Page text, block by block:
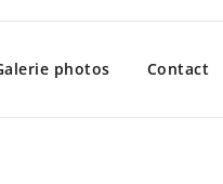
photos Contact